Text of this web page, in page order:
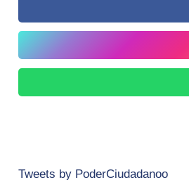
Tweets by PoderCiudadanoo